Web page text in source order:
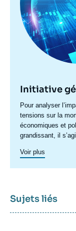
Initiative
Accroche
centre
Pour analyser
tensions sur la
économiques et
grandissant, il
restrictions,
confiance et en
Elles interrogent
souverains,
Voir plus
Sujets liés